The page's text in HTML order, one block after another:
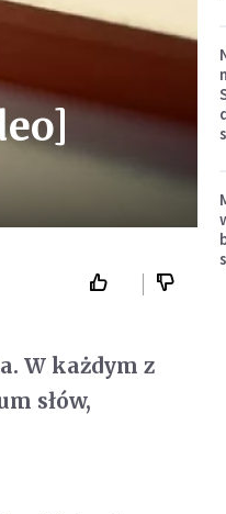
W każdym z
słów,